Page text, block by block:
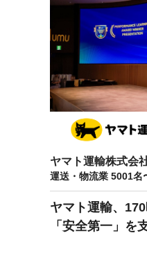
ヤマト運輸株式会
運送・物流業 5001名
ヤマト運輸、
「安全第一」を